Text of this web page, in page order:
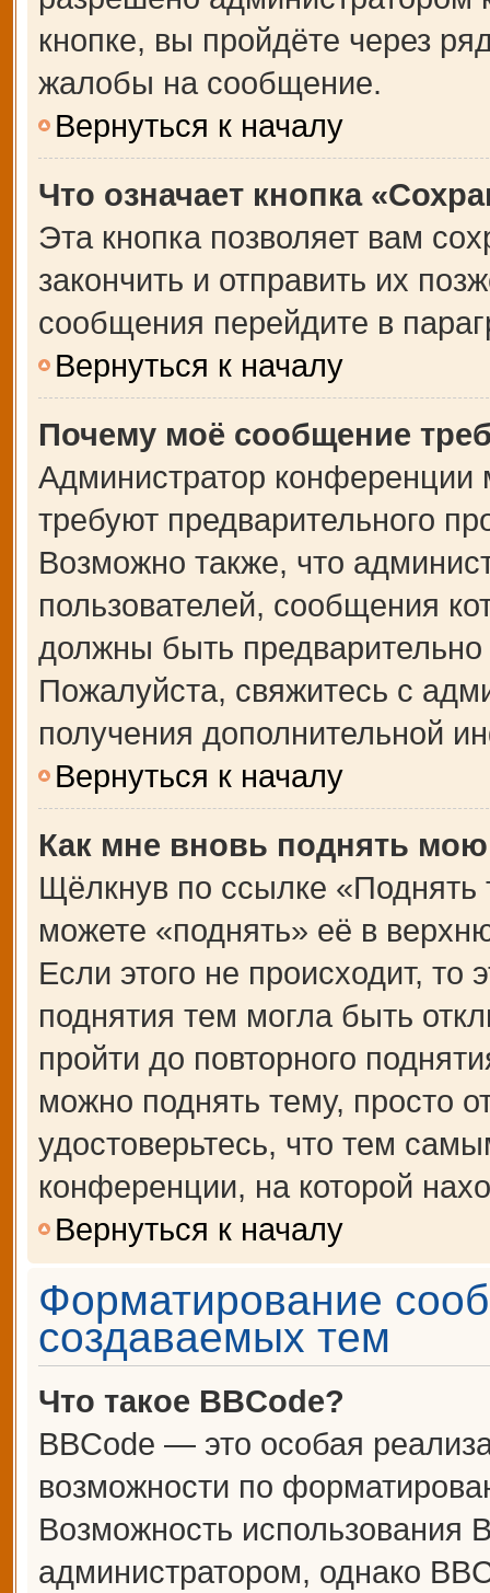
кнопке, вы пройдёте через
жалобы на сообщение.
Вернуться к началу
Что означает кнопка
Эта кнопка позволяет вам
закончить и отправить их
сообщения перейдите в
Вернуться к началу
Почему моё сообщение
Администратор
требуют предварительного
Возможно также, что
пользователей, сообщения
должны быть
Пожалуйста, свяжитесь с
получения дополнительной
Вернуться к началу
Как мне вновь поднять
Щёлкнув по ссылке
можете «поднять» её в
Если этого не происходит, то
поднятия тем могла быть
пройти до повторного
можно поднять тему, просто
удостоверьтесь, что тем
конференции, на которой
Вернуться к началу
Форматирование
создаваемых тем
Что такое BBCode?
BBCode — это особая
возможности по
Возможность использования
администратором, однако